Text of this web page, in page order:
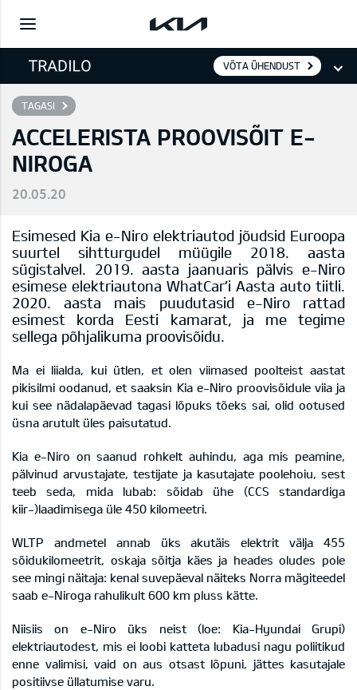
VÕTA ÜHENDUST
TAGASI
ACCELERISTA PROOVISÕIT E-
NIROGA
20.05.20
Esimesed Kia e-Niro elektriautod jõudsid Euroopa
suurtel sihtturgudel müügile 2018. aasta
sügistalvel. 2019. aasta jaanuaris pälvis e-Niro
esimese elektriautona WhatCar’i Aasta auto tiitli.
2020. aasta mais puudutasid e-Niro rattad
esimest korda Eesti kamarat, ja me tegime
sellega põhjalikuma proovisõidu.
Ma ei liialda, kui ütlen, et olen viimased poolteist aastat
pikisilmi oodanud, et saaksin Kia e-Niro proovisõidule viia ja
kui see nädalapäevad tagasi lõpuks tõeks sai, olid ootused
üsna arutult üles paisutatud.
Kia e-Niro on saanud rohkelt auhindu, aga mis peamine,
pälvinud arvustajate, testijate ja kasutajate poolehoiu, sest
teeb seda, mida lubab: sõidab ühe (CCS standardiga
kiir-)laadimisega üle 450 kilomeetri.
WLTP andmetel annab üks akutäis elektrit välja 455
sõidukilomeetrit, oskaja sõitja käes ja heades oludes pole
see mingi näitaja: kenal suvepäeval näiteks Norra mägiteedel
saab e-Niroga rahulikult 600 km pluss kätte.
Niisiis on e-Niro üks neist (loe: Kia-Hyundai Grupi)
elektriautodest, mis ei loobi katteta lubadusi nagu poliitikud
enne valimisi, vaid on aus otsast lõpuni, jättes kasutajale
positiivse üllatumise varu.